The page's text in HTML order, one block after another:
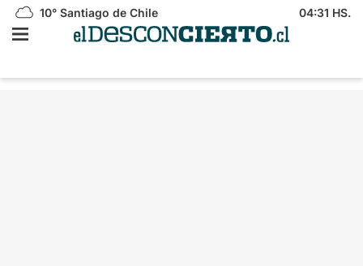
10° Santiago de Chile 04:31 HS.